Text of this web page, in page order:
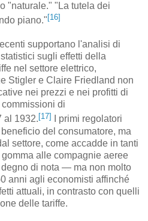
"naturale." "La tutela dei
piano." [16]
supportano l'analisi di
sugli effetti della
nel settore elettrico,
Stigler e Claire Friedland non
nei prezzi e nei profitti di
di
al 1932.[17]
I primi regolatori
del consumatore, ma
settore, come accadde in tanti
alle compagnie aeree
di nota — ma non molto
anni agli economisti affinché
attuali, in contrasto con quelli
delle tariffe.